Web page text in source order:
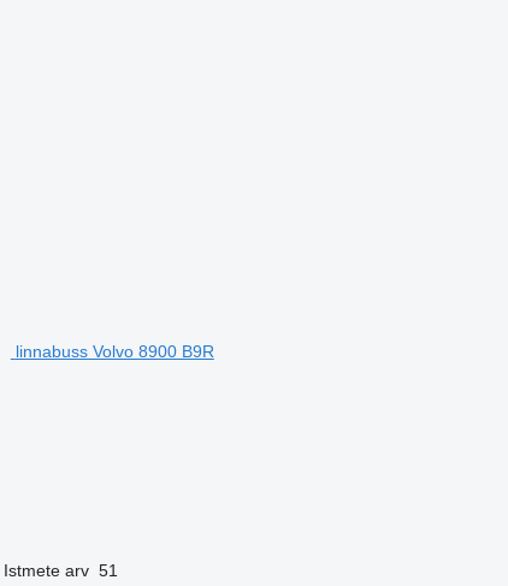
linnabuss Volvo 8900 B9R
Istmete arv 51